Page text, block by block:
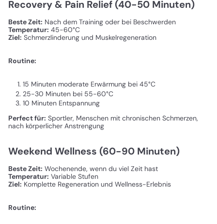
Recovery & Pain Relief (40-50 Minuten)
Beste Zeit: Nach dem Training oder bei Beschwerden
Temperatur: 45-60°C
Ziel: Schmerzlinderung und Muskelregeneration
Routine:
15 Minuten moderate Erwärmung bei 45°C
25-30 Minuten bei 55-60°C
10 Minuten Entspannung
Perfect für: Sportler, Menschen mit chronischen Schmerzen,
nach körperlicher Anstrengung
Weekend Wellness (60-90 Minuten)
Beste Zeit: Wochenende, wenn du viel Zeit hast
Temperatur: Variable Stufen
Ziel: Komplette Regeneration und Wellness-Erlebnis
Routine: